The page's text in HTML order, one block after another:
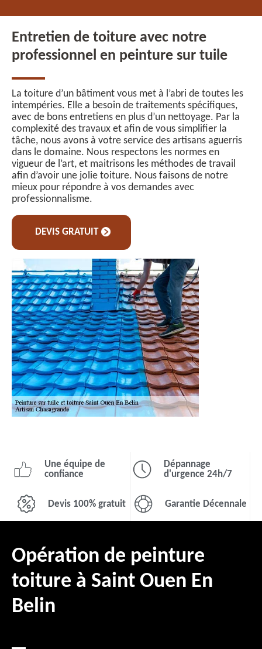
Entretien de toiture avec notre
professionnel en peinture sur tuile
La toiture d’un bâtiment vous met à l’abri de toutes les
intempéries. Elle a besoin de traitements spécifiques,
avec de bons entretiens en plus d’un nettoyage. Par la
complexité des travaux et afin de vous simplifier la
tâche, nous avons à votre service des artisans aguerris
dans le domaine. Nous respectons les normes en
vigueur de l’art, et maitrisons les méthodes de travail
afin d’avoir une jolie toiture. Nous faisons de notre
mieux pour répondre à vos demandes avec
professionnalisme.
DEVIS GRATUIT
Une équipe de
confiance
Dépannage
d'urgence 24h/7
Devis 100% gratuit Garantie Décennale
Opération de peinture
toiture à Saint Ouen En
Belin